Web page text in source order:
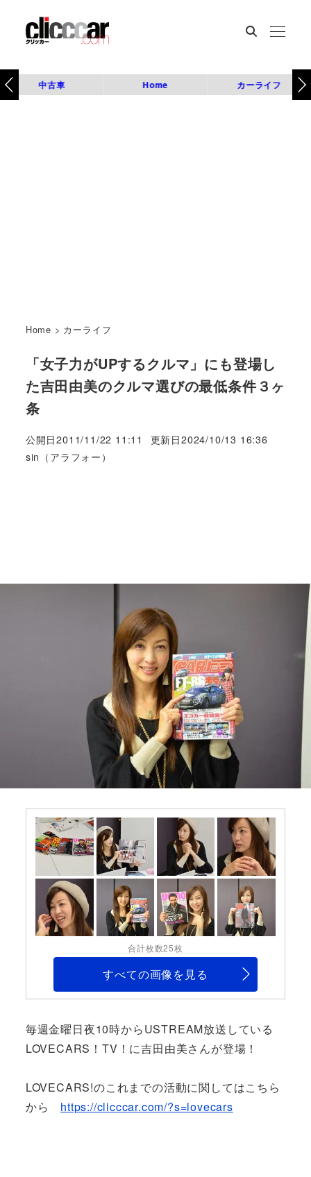
中古車 Home カーライフ
Home > カーライフ
「女子力がUPするクルマ」にも登場し
た吉田由美のクルマ選びの最低条件３ヶ
条
公開日2011/11/22 11:11 更新日2024/10/13 16:36
著
sin（アラフォー）
合計枚数25枚
すべての画像を見る
毎週金曜日夜10時からUSTREAM放送している
LOVECARS！TV！に吉田由美さんが登場！
LOVECARS!のこれまでの活動に関してはこちら
から https://clicccar.com/?s=lovecars